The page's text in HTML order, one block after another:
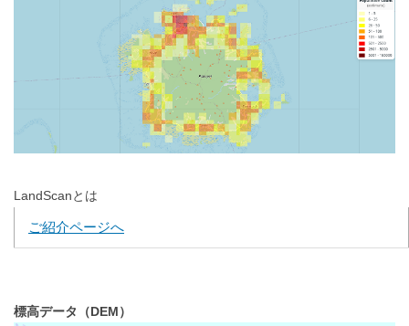
LandScanとは
ご紹介ページへ
標高データ（DEM）